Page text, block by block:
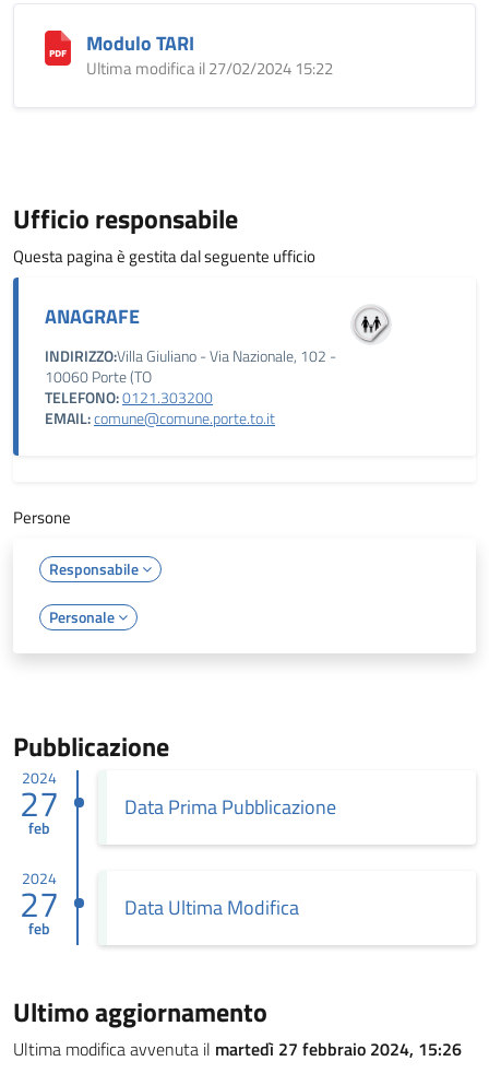
Modulo TARI
Ultima modifica il 27/02/2024 15:22
Ufficio responsabile
Questa pagina è gestita dal seguente ufficio
ANAGRAFE
INDIRIZZO:Villa Giuliano - Via Nazionale, 102 -
10060 Porte (TO
TELEFONO:0121.303200
EMAIL:comune@comune.porte.to.it
Persone
Responsabile
Personale
Pubblicazione
2024
27
feb
Data Prima Pubblicazione
2024
27
feb
Data Ultima Modifica
Ultimo aggiornamento
Ultima modifica avvenuta il martedì 27 febbraio 2024, 15:26